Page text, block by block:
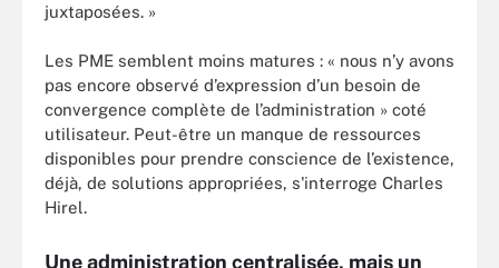
juxtaposées. »
Les PME semblent moins matures : « nous n’y avons
pas encore observé d’expression d’un besoin de
convergence complète de l’administration » coté
utilisateur. Peut-être un manque de ressources
disponibles pour prendre conscience de l’existence,
déjà, de solutions appropriées, s'interroge Charles
Hirel.
Une administration centralisée, mais un